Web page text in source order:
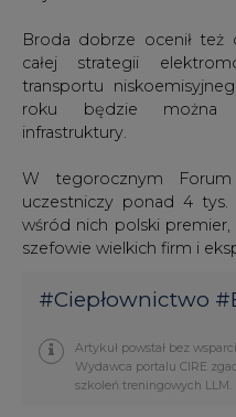
Broda dobrze ocenił też
całej strategii
transportu
roku będzie można
infrastruktury.
W tegorocznym
uczestniczy ponad 4
wśród nich polski premier,
szefowie wielkich firm i
#Ciepłownictwo #
Artykuł powstał bez
Wydawca portalu CIRE
szkoleń treningowych LLM.